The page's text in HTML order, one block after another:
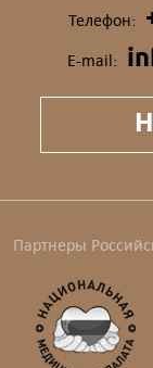
Телефон:
E-mail:
Партнеры